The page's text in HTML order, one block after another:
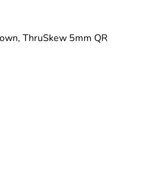
ThruSkew 5mm QR